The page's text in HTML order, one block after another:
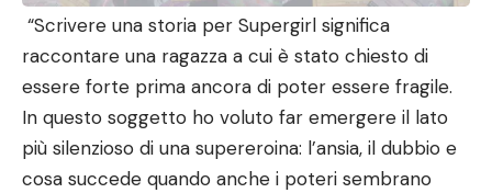
“Scrivere una storia per Supergirl significa
raccontare una ragazza a cui è stato chiesto di
essere forte prima ancora di poter essere fragile.
In questo soggetto ho voluto far emergere il lato
più silenzioso di una supereroina: l’ansia, il dubbio e
cosa succede quando anche i poteri sembrano